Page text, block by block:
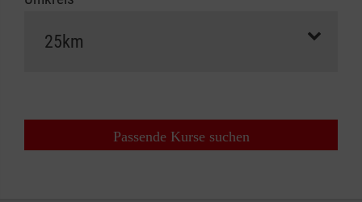
Passende Kurse suchen